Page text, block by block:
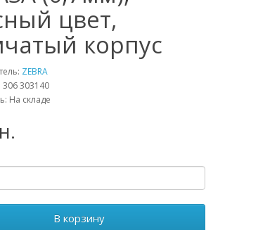
цвет,
корпус
ZEBRA
306 303140
На складе
В корзину